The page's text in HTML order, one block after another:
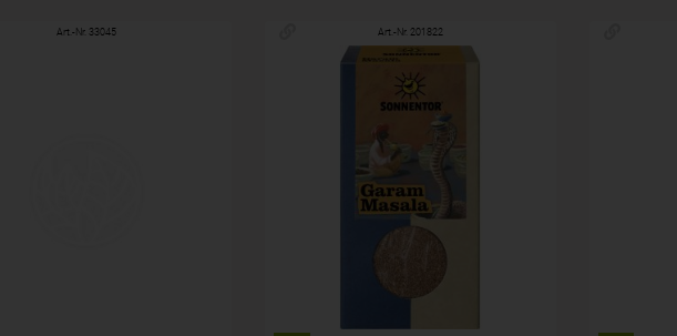
Art.-Nr. 33045 Art.-Nr. 201822
4,29